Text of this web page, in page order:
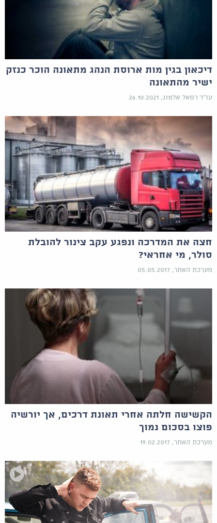
דיכאון בגין מות ארוסת הנהג מתאונה הוכר כנזק
ישיר מהתאונה
עו"ד רפאל אלמוג, 26.10.2021
חצה את המדרכה ונפגע עקב צינור להובלת
סולר, מי אחראי?
מערכת האתר, 05.05.2017
הקשישה חלתה אחרי תאונת דרכים, אך יורשיה
פוצו בסכום נמוך
מערכת האתר, 19.02.2017